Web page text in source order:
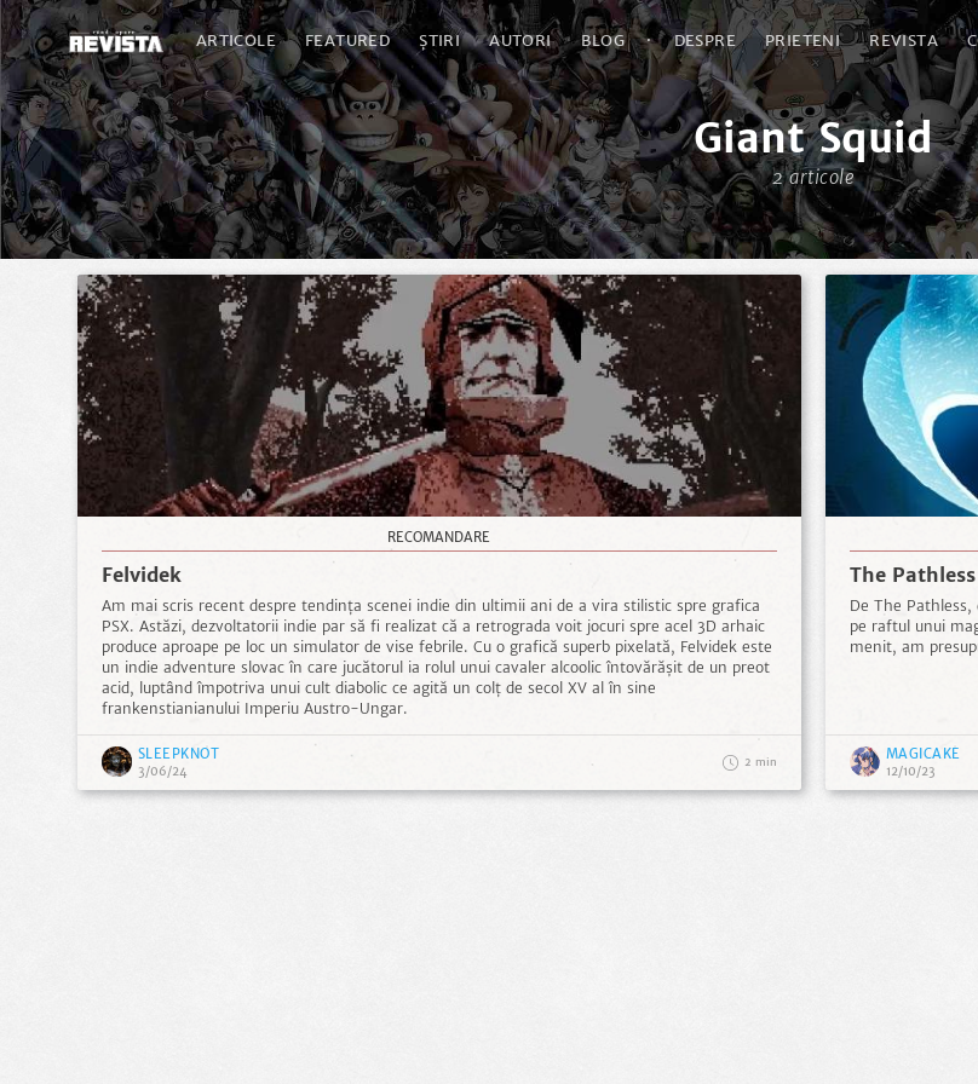
ARTICOLE FEATURED ȘTIRI AUTORI BLOG · DESPRE PRIETENI REVISTA
Giant Squid
2 articole
RECOMANDARE
Felvidek
Am mai scris recent despre tendința scenei indie din ultimii ani de a vira stilistic spre grafica
PSX. Astăzi, dezvoltatorii indie par să fi realizat că a retrograda voit jocuri spre acel 3D arhaic
produce aproape pe loc un simulator de vise febrile. Cu o grafică superb pixelată, Felvidek este
un indie adventure slovac în care jucătorul ia rolul unui cavaler alcoolic întovărășit de un preot
acid, luptând împotriva unui cult diabolic ce agită un colț de secol XV al în sine
frankenstianianului Imperiu Austro-Ungar.
SLEEPKNOT
3/06/24
2
The Pathless
De The
pe raftul unui
menit, am
MAGICAKE
12/10/23